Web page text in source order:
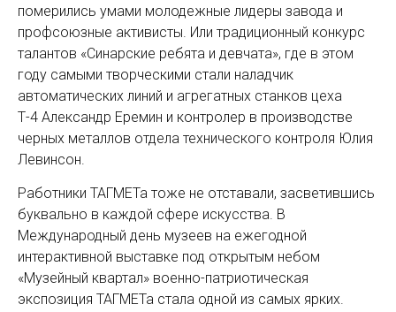
померились умами молодежные лидеры завода и
профсоюзные активисты. Или традиционный конкурс
талантов «Синарские ребята и девчата», где в этом
году самыми творческими стали наладчик
автоматических линий и агрегатных станков цеха
Т-4 Александр Еремин и контролер в производстве
черных металлов отдела технического контроля Юлия
Левинсон.
Работники ТАГМЕТа тоже не отставали, засветившись
буквально в каждой сфере искусства. В
Международный день музеев на ежегодной
интерактивной выставке под открытым небом
«Музейный квартал» военно-патриотическая
экспозиция ТАГМЕТа стала одной из самых ярких.